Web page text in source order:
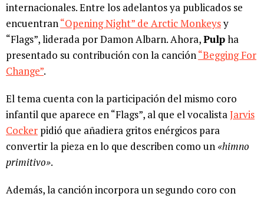
internacionales. Entre los adelantos ya publicados se
encuentran“Opening Night” de Arctic Monkeysy
“Flags”, liderada por Damon Albarn. Ahora,Pulpha
presentado su contribución con la canción“Begging For
Change”.
El tema cuenta con la participación del mismo coro
infantil que aparece en “Flags”, al que el vocalistaJarvis
Cocker pidió que añadiera gritos enérgicos para
convertir la pieza en lo que describen como un «himno
primitivo».
Además, la canción incorpora un segundo coro con